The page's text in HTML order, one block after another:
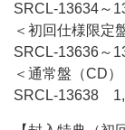
SRCL-13634～
＜初回仕様限定
SRCL-13636～
＜通常盤（CD）
SRCL-13638